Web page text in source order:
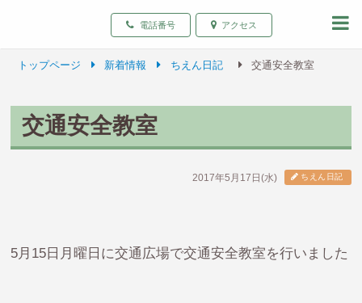
致遠保育園 青森県弘
電話番号 アクセス
トップページ 新着情報 ちえん日記 交通安全教室
交通安全教室
2017年5月17日(水) ちえん日記
5月15日月曜日に交通広場で交通安全教室を行いました